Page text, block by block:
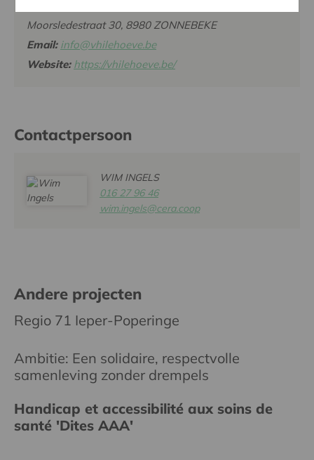
Moorsledestraat 30, 8980 ZONNEBEKE
Email: info@vhilehoeve.be
Website: https://vhilehoeve.be/
Contactpersoon
WIM INGELS
016 27 96 46
wim.ingels@cera.coop
Andere projecten
Regio 71 Ieper-Poperinge
Ambitie: Een solidaire, respectvolle
samenleving zonder drempels
Handicap et accessibilité aux soins de
santé 'Dites AAA'